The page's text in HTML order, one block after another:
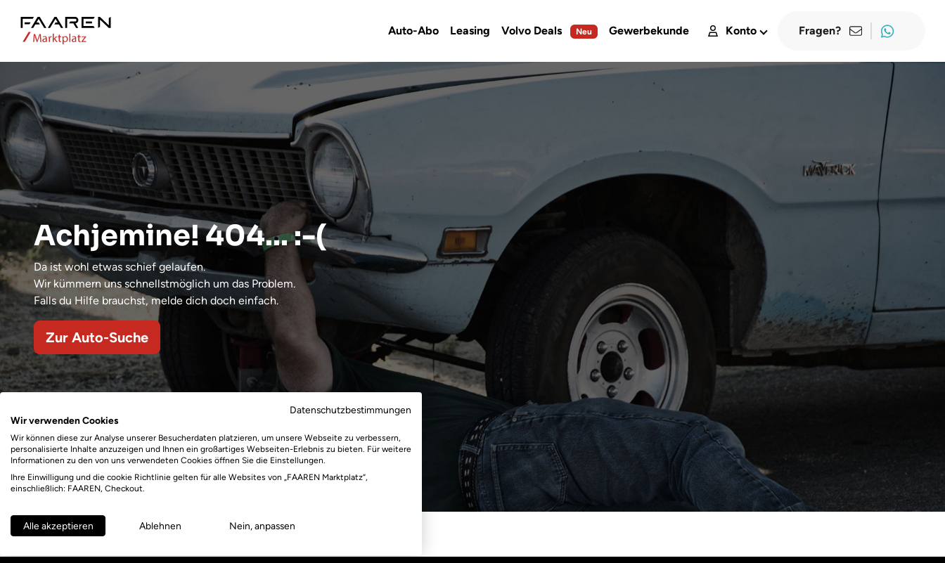
Auto-Abo Leasing Volvo Deals Neu Gewerbekunde Konto Fragen?
Achjemine! 404... :-(
Da ist wohl etwas schief gelaufen.
Wir kümmern uns schnellstmöglich um das Problem.
Falls du Hilfe brauchst, melde dich doch einfach.
Zur Auto-Suche
Datenschutzbestimmungen
Wir verwenden Cookies
Wir können diese zur Analyse unserer Besucherdaten platzieren, um unsere Webseite zu verbessern,
personalisierte Inhalte anzuzeigen und Ihnen ein großartiges Webseiten-Erlebnis zu bieten. Für weitere
Informationen zu den von uns verwendeten Cookies öffnen Sie die Einstellungen.
Ihre Einwilligung und die cookie Richtlinie gelten für alle Websites von „FAAREN Marktplatz“,
einschließlich: FAAREN, Checkout.
Alle akzeptieren Ablehnen Nein, anpassen